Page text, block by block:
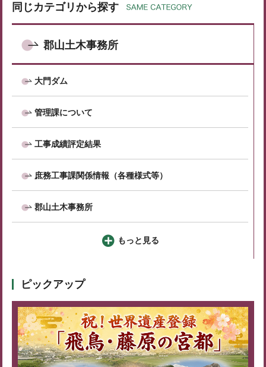
同じカテゴリから探す
郡山土木事務所
大門ダム
管理課について
工事成績評定結果
庶務工事課関係情報（各種様式等）
郡山土木事務所
もっと見る
ピックアップ